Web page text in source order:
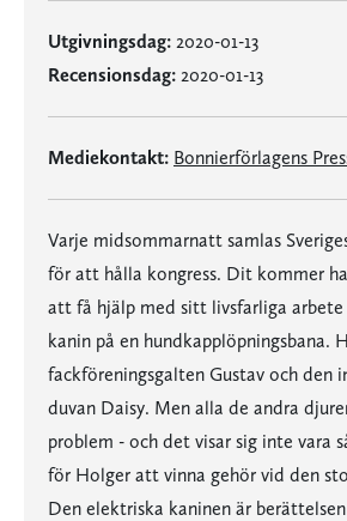
Utgivningsdag: 2020-01-13
Recensionsdag: 2020-01-13
Mediekontakt: Bonnierförlagens
Varje midsommarnatt samlas
för att hålla kongress. Dit kommer
att få hjälp med sitt livsfarliga
kanin på en hundkapplöpningsbana.
fackföreningsgalten Gustav och den
duvan Daisy. Men alla de andra
problem - och det visar sig inte vara
för Holger att vinna gehör vid den
Den elektriska kaninen är